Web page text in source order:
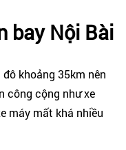
bay Nội Bài
khoảng 35km nên
công cộng như xe
máy mất khá nhiều